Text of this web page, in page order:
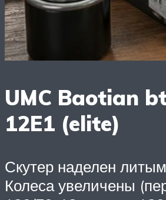
UMC Baotian
12E1 (elite)
Скутер наделен
Колеса увеличены